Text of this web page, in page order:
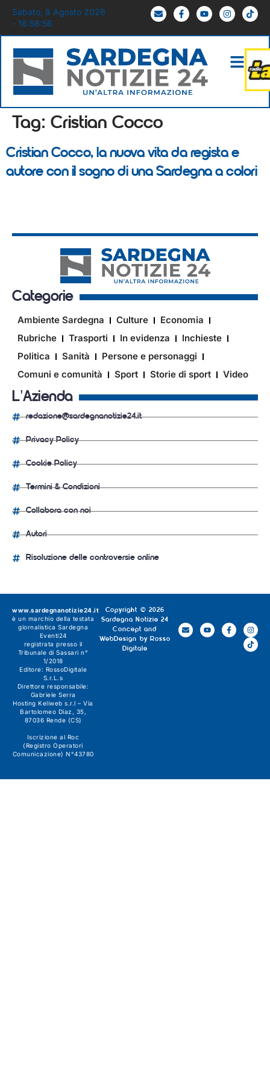
Sabato, 8 Agosto 2026
- 18:58:56
Tag: Cristian Cocco
Cristian Cocco, la nuova vita da regista e
autore con il sogno di una Sardegna a colori
Categorie
Ambiente Sardegna Culture
Economia
Rubriche
Trasporti In evidenza
Inchieste
Politica
Sanità
Persone e personaggi
Comuni e comunità
Sport Storie di sport Video
L'Azienda
redazione@sardegnanotizie24.it
Privacy Policy
Cookie Policy
Termini & Condizioni
Collabora con noi
Autori
Risoluzione delle controversie online
Copyright © 2026
Sardegna Notizie 24
Concept and
WebDesign by Rosso
Digitale
www.sardegnanotizie24.it
è un marchio della testata
giornalistica Sardegna
Eventi24
registrata presso il
Tribunale di Sassari n°
1/2018
Editore: RossoDigitale
S.r.L.s
Direttore responsabile:
Gabriele Serra
Hosting Keliweb s.r.l – Via
Bartolomeo Diaz, 35,
87036 Rende (CS)
Iscrizione al Roc
(Registro Operatori
Comunicazione) N°43780